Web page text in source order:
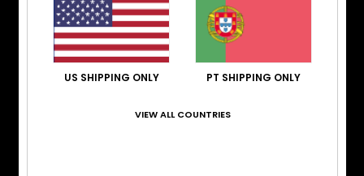
Mantém-te quente. Protege-te da água. Mantém-
te confortável. Com neve pela cintura, a testar as
pistas que acabaram de ser preparadas, ou em
pleno freestyle, temos roupa de exterior que
proporciona o aquecimento, resistência à água, o
US SHIPPING ONLY PT SHIPPING ONLY
VIEW ALL COUNTRIES